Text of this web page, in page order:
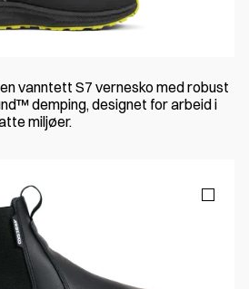
vanntett S7 vernesko med robust
demping, designet for arbeid i
miljøer.